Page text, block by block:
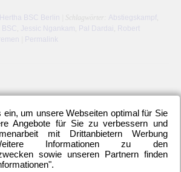
Hertha BSC Berlin | Schlagwörter: Abstiegskampf
Jessic Ngankam Pal Dardai
Robert
Permalink
Winkler erlöst Berliner
um unsere Webseiten optimal für Sie
Angebote für Sie zu verbessern und
mit Drittanbietern Werbung
Informationen zu den
sowie unseren Partnern finden